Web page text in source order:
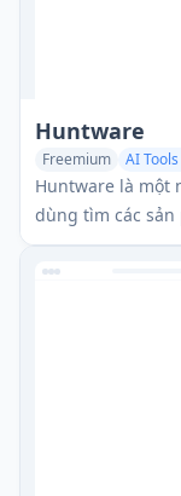
Huntware
Freemium AI
AI Education
Huntware là một
dùng tìm các
họ.